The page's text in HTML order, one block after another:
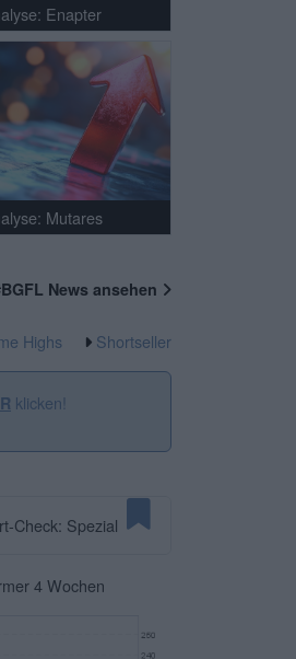
Enapter
Mutares
News ansehen
Highs Shortseller
klicken!
Check: Spezial
4 Wochen